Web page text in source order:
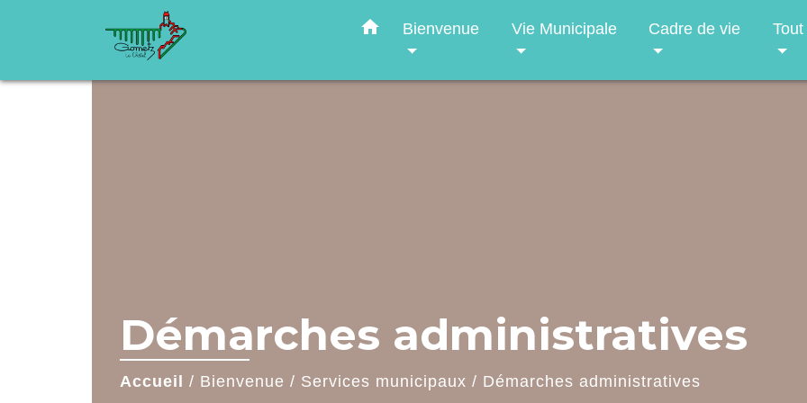
home Bienvenue Vie Municipale Cadre de vie
Démarches administratives
Accueil / Bienvenue / Services municipaux / Démarches administratives